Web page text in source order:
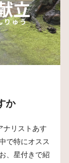
か
ナリストあす
で特にオスス
、星付きで紹